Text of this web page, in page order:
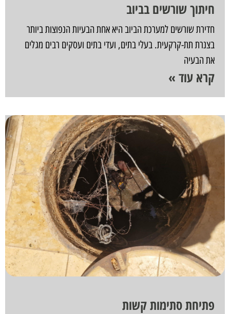
חיתוך שורשים בביוב
חדירת שורשים למערכת הביוב היא אחת הבעיות הנפוצות ביותר
בצנרת תת-קרקעית. בעלי בתים, ועדי בתים ועסקים רבים מגלים
את הבעיה
קרא עוד »
פתיחת סתימות קשות